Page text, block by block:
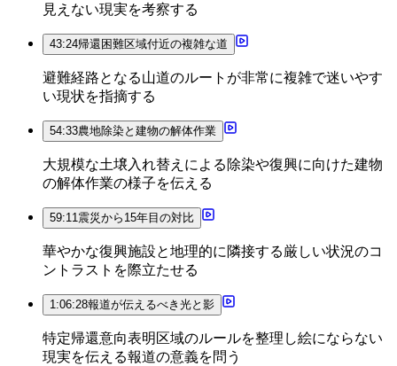
見えない現実を考察する
43:24帰還困難区域付近の複雑な道
避難経路となる山道のルートが非常に複雑で迷いやす
い現状を指摘する
54:33農地除染と建物の解体作業
大規模な土壌入れ替えによる除染や復興に向けた建物
の解体作業の様子を伝える
59:11震災から15年目の対比
華やかな復興施設と地理的に隣接する厳しい状況のコ
ントラストを際立たせる
1:06:28報道が伝えるべき光と影
特定帰還意向表明区域のルールを整理し絵にならない
現実を伝える報道の意義を問う